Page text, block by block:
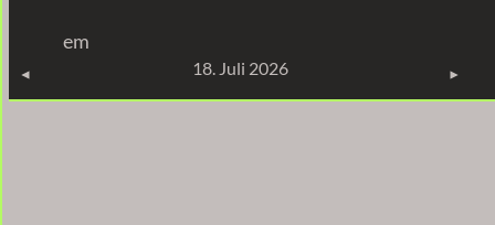
springen
em
18. Juli 2026